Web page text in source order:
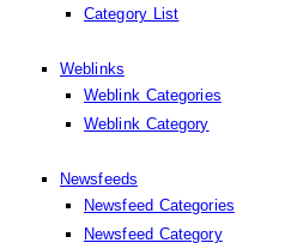
Category List
Weblinks
Weblink Categories
Weblink Category
Newsfeeds
Newsfeed Categories
Newsfeed Category